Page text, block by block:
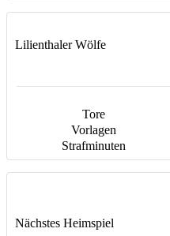
Lilienthaler Wölfe
Nächstes Heimspiel